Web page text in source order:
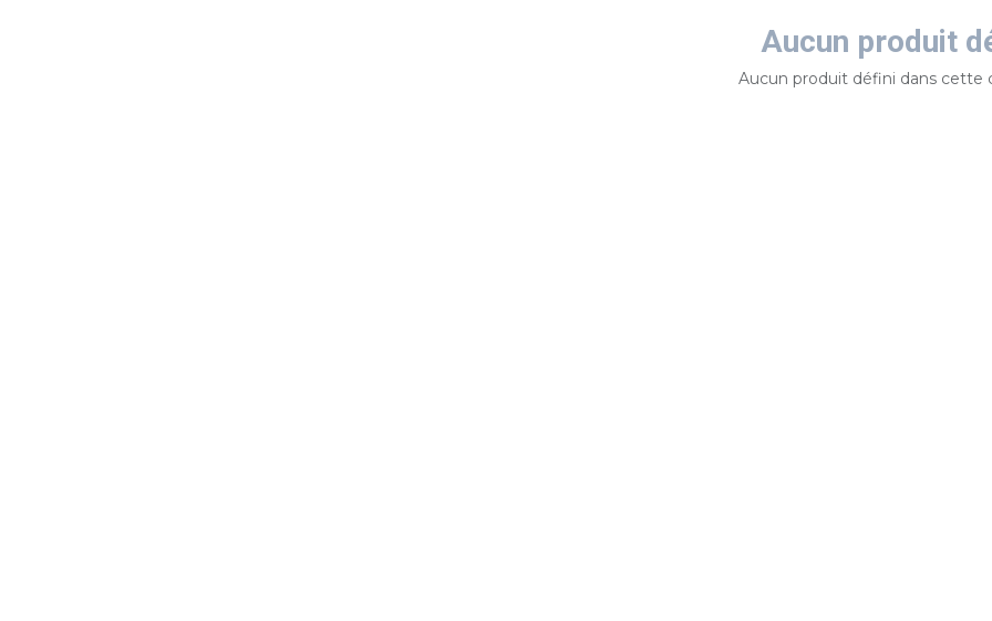
Aucun produit
Aucun produit défini dans cette